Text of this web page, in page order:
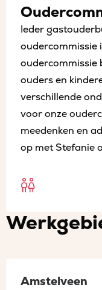
in
een
nieuw
tabblad
in
een
nieuw
tabblad
Ieder
oudercommissie
oudercommissie
ouders en
verschillende
voor onze
meedenken en
op met Stefanie
Open
sociaal
een
Amstelveen